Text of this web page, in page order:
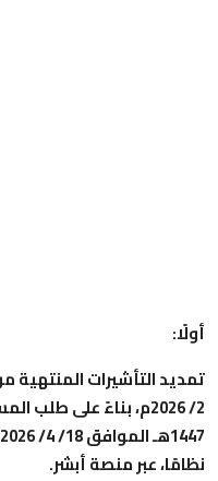
أولًا:
نظامًا، عبر منصة أبشر.